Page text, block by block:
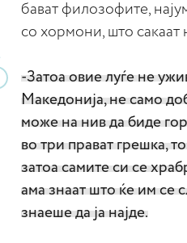
бават филозофите,
со хормони, што сакаат
-Затоа овие луѓе не
Македонија, не само
може на нив да биде
во три прават грешка,
затоа самите си се
ама знаат што ќе им се
знаеше да ја најде.